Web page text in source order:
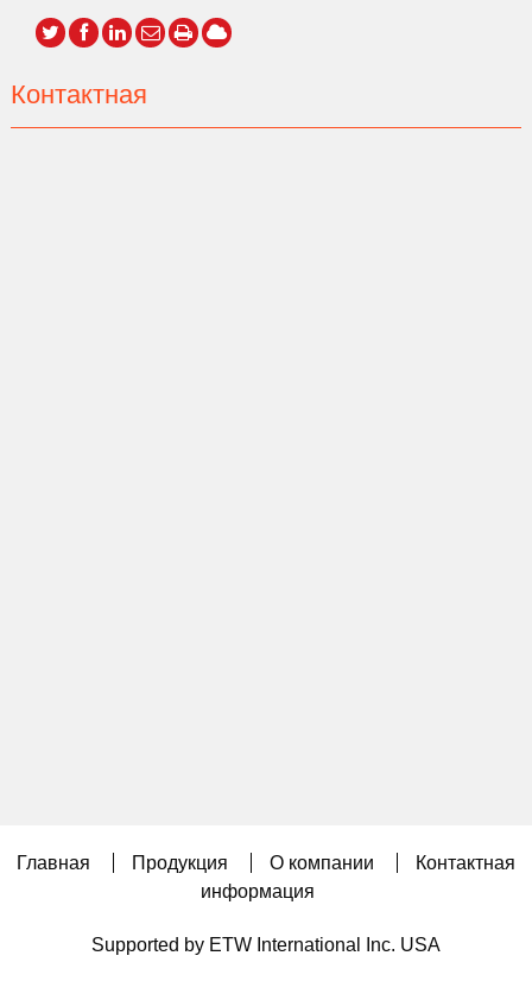
Контактная
Главная Продукция О компании
Контактная
информация
Supported by ETW International Inc. USA